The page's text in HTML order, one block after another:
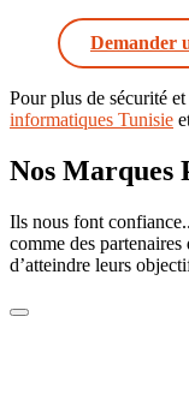
Demander
Pour plus de sécurité
informatiques Tunisie
Nos Marques
Ils nous font
comme des
d’atteindre leurs